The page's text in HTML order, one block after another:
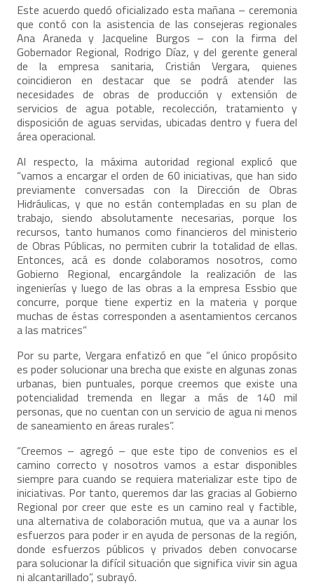
Este acuerdo quedó oficializado esta mañana – ceremonia
que contó con la asistencia de las consejeras regionales
Ana Araneda y Jacqueline Burgos – con la firma del
Gobernador Regional, Rodrigo Díaz, y del gerente general
de la empresa sanitaria, Cristián Vergara, quienes
coincidieron en destacar que se podrá atender las
necesidades de obras de producción y extensión de
servicios de agua potable, recolección, tratamiento y
disposición de aguas servidas, ubicadas dentro y fuera del
área operacional.
Al respecto, la máxima autoridad regional explicó que
“vamos a encargar el orden de 60 iniciativas, que han sido
previamente conversadas con la Dirección de Obras
Hidráulicas, y que no están contempladas en su plan de
trabajo, siendo absolutamente necesarias, porque los
recursos, tanto humanos como financieros del ministerio
de Obras Públicas, no permiten cubrir la totalidad de ellas.
Entonces, acá es donde colaboramos nosotros, como
Gobierno Regional, encargándole la realización de las
ingenierías y luego de las obras a la empresa Essbio que
concurre, porque tiene expertiz en la materia y porque
muchas de éstas corresponden a asentamientos cercanos
a las matrices”
Por su parte, Vergara enfatizó en que “el único propósito
es poder solucionar una brecha que existe en algunas zonas
urbanas, bien puntuales, porque creemos que existe una
potencialidad tremenda en llegar a más de 140 mil
personas, que no cuentan con un servicio de agua ni menos
de saneamiento en áreas rurales”.
“Creemos – agregó – que este tipo de convenios es el
camino correcto y nosotros vamos a estar disponibles
siempre para cuando se requiera materializar este tipo de
iniciativas. Por tanto, queremos dar las gracias al Gobierno
Regional por creer que este es un camino real y factible,
una alternativa de colaboración mutua, que va a aunar los
esfuerzos para poder ir en ayuda de personas de la región,
donde esfuerzos públicos y privados deben convocarse
para solucionar la difícil situación que significa vivir sin agua
ni alcantarillado”, subrayó.